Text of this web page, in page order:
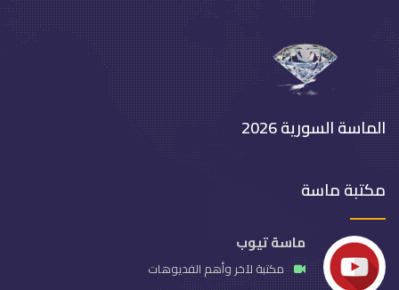
الماسة السورية 2026
مكتبة ماسة
ماسة تيوب
مكتبة لآخر وأهم الفديوهات